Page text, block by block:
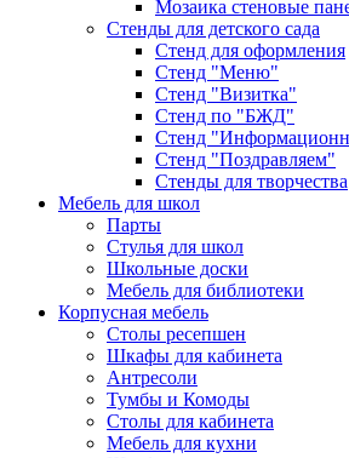
Мозаика стеновые
Стенды для детского сада
Стенд для оформления
Стенд "Меню"
Стенд "Визитка"
Стенд по "БЖД"
Стенд
Стенд "Поздравляем"
Стенды для творчества
Мебель для школ
Парты
Стулья для школ
Школьные доски
Мебель для библиотеки
Корпусная мебель
Столы ресепшен
Шкафы для кабинета
Антресоли
Тумбы и Комоды
Столы для кабинета
Мебель для кухни